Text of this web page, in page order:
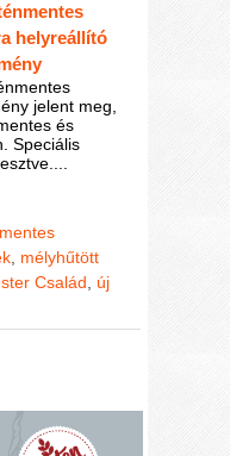
helyreállító
jelent meg,
és
Speciális
mélyhűtött
Család
új